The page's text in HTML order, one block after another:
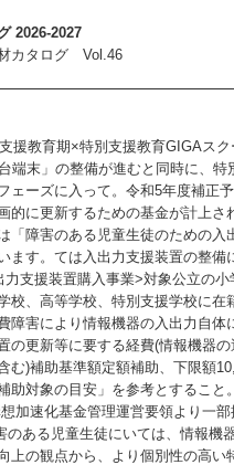
2026-2027
カタログ Vol.46
援教育期×特別支援教育GIGAス
端末」の整備が進むと同時に、特
ェーズに入って。令和5年度補正
的に更新するための基金が計上さ
「障害のある児童生徒のための入
ます。ては入出力支援装置の整備
支援装置購入事業>対象公立の
校、高等学校、特別支援学校に在
障害により情報機器の入出力自体
の更新等に要する経費(情報機器
む)補助基準額定額補助、下限額
助対象の目安」を参考とすること
加速化基金管理運営要領より一
のある児童生徒にいては、情報機
上の観点から、より個別性の高い